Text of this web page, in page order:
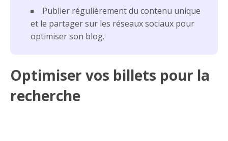
Publier régulièrement du contenu unique
et le partager sur les réseaux sociaux pour
optimiser son blog.
Optimiser vos billets pour la
recherche